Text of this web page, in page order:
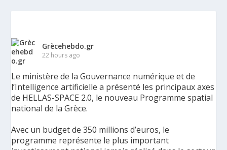
Grècehebdo.gr
22 hours ago
Le ministère de la Gouvernance numérique et de
l’Intelligence artificielle a présenté les principaux axes
de HELLAS-SPACE 2.0, le nouveau Programme spatial
national de la Grèce.
Avec un budget de 350 millions d’euros, le
programme représente le plus important